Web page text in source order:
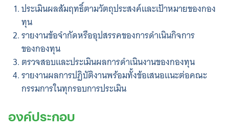
ประเมินผลสัมฤทธิ์ตามวัตถุประสงค์และเป้าหมายของกอง
ทุน
รายงานข้อจำกัดหรืออุปสรรคของการดำเนินกิจการ
ของกองทุน
ตรวจสอบและประเมินผลการดำเนินงานของกองทุน
รายงานผลการปฏิบัติงานพร้อมทั้งข้อเสนอแนะต่อคณะ
กรรมการในทุกรอบการประเมิน
องค์ประกอบ